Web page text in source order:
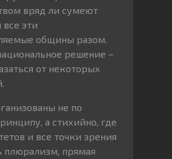
вряд ли сумеют
все эти
общины разом.
решение –
от некоторых
не по
а стихийно, где
и все точки зрения
плюрализм, прямая